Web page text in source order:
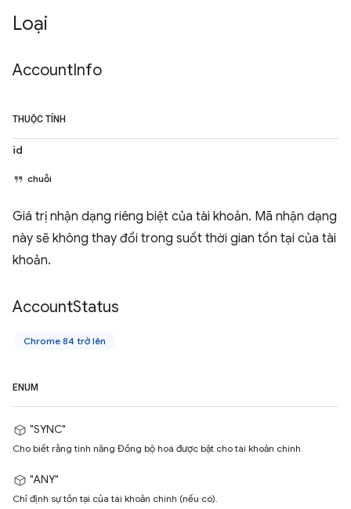
Loại
AccountInfo
THUỘC TÍNH
id
chuỗi
Giá trị nhận dạng riêng biệt của tài khoản. Mã nhận dạng
này sẽ không thay đổi trong suốt thời gian tồn tại của tài
khoản.
AccountStatus
Chrome 84 trở lên
ENUM
"SYNC"
Cho biết rằng tính năng Đồng bộ hoá được bật cho tài khoản chính.
"ANY"
Chỉ định sự tồn tại của tài khoản chính (nếu có).